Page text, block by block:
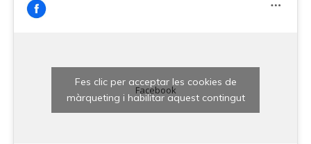
Facebook
Fes clic per acceptar les cookies de
màrqueting i habilitar aquest contingut